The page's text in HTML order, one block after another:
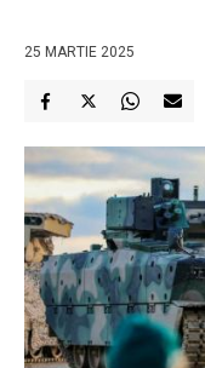
25 MARTIE 2025